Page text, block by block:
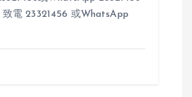
電 23321456 或WhatsApp